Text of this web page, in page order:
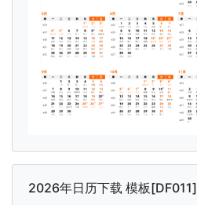
2026年日历下载 模板[DF011]